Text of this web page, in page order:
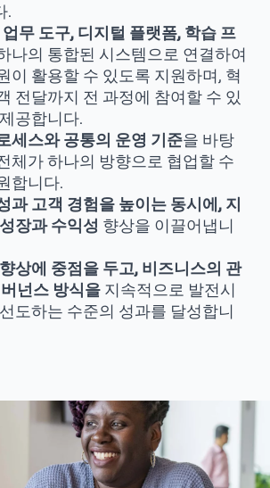
.
무 도구, 디지털 플랫폼, 학습 프
나의 통합된 시스템으로 연결하여
이 활용할 수 있도록 지원하며, 혁
전달까지 전 과정에 참여할 수 있
공합니다.
세스와 공통의 운영 기준을 바탕
체가 하나의 방향으로 협업할 수
합니다.
과 고객 경험을 높이는 동시에, 지
장과 수익성 향상을 이끌어냅니
상에 중점을 두고, 비즈니스의 관
버넌스 방식을 지속적으로 발전시
도하는 수준의 성과를 달성합니